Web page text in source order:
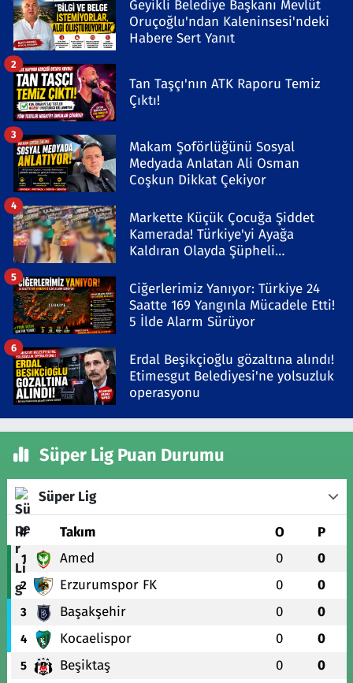
Geyikli Belediye Başkanı Mevlüt
Oruçoğlu'ndan Kaleninsesi'ndeki
Habere Sert Yanıt
Tan Taşçı'nın ATK Raporu Temiz
Çıktı!
2
Makam Şoförlüğünü Sosyal
Medyada Anlatan Ali Osman
Coşkun Dikkat Çekiyor
3
Markette Küçük Çocuğa Şiddet
Kamerada! Türkiye'yi Ayağa
Kaldıran Olayda Şüpheli
4
Ciğerlerimiz Yanıyor: Türkiye 24
Saatte 169 Yangınla Mücadele Etti!
5 İlde Alarm Sürüyor
5
Erdal Beşikçioğlu gözaltına alındı!
Etimesgut Belediyesi'ne yolsuzluk
operasyonu
6
Süper Lig Puan Durumu
Süper Lig
# Takım O P
1 Amed 0 0
2 Erzurumspor FK 0 0
3 Başakşehir 0 0
4 Kocaelispor 0 0
5 Beşiktaş 0 0